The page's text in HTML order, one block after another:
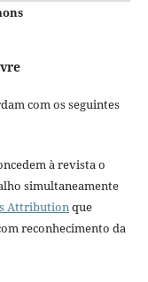
com os seguintes
à revista o
simultaneamente
Attributionque
reconhecimento da